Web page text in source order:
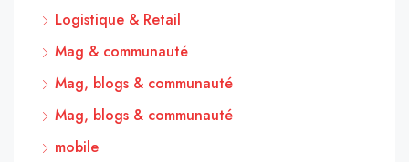
Logistique & Retail
Mag & communauté
Mag, blogs & communauté
Mag, blogs & communauté
mobile